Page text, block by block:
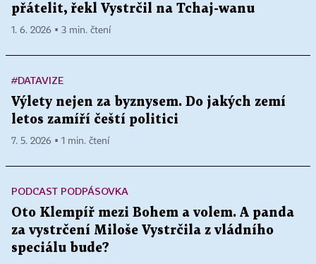
přátelit, řekl Vystrčil na Tchaj-wanu
1. 6. 2026 ▪ 3 min. čtení
#DATAVIZE
Výlety nejen za byznysem. Do jakých zemí
letos zamíří čeští politici
7. 5. 2026 ▪ 1 min. čtení
PODCAST PODPÁSOVKA
Oto Klempíř mezi Bohem a volem. A panda
za vystrčení Miloše Vystrčila z vládního
speciálu bude?